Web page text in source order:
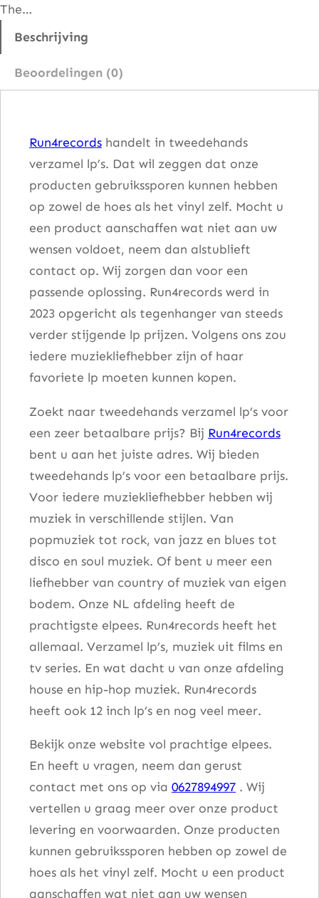
t
l
The…
Beschrijving
Beoordelingen (0)
Run4records handelt in tweedehands
verzamel lp’s. Dat wil zeggen dat onze
producten gebruikssporen kunnen hebben
op zowel de hoes als het vinyl zelf. Mocht u
een product aanschaffen wat niet aan uw
wensen voldoet, neem dan alstublieft
contact op. Wij zorgen dan voor een
passende oplossing. Run4records werd in
2023 opgericht als tegenhanger van steeds
verder stijgende lp prijzen. Volgens ons zou
iedere muziekliefhebber zijn of haar
favoriete lp moeten kunnen kopen.
Zoekt naar tweedehands verzamel lp’s voor
een zeer betaalbare prijs? Bij Run4records
bent u aan het juiste adres. Wij bieden
tweedehands lp’s voor een betaalbare prijs.
Voor iedere muziekliefhebber hebben wij
muziek in verschillende stijlen. Van
popmuziek tot rock, van jazz en blues tot
disco en soul muziek. Of bent u meer een
liefhebber van country of muziek van eigen
bodem. Onze NL afdeling heeft de
prachtigste elpees. Run4records heeft het
allemaal. Verzamel lp’s, muziek uit films en
tv series. En wat dacht u van onze afdeling
house en hip-hop muziek. Run4records
heeft ook 12 inch lp’s en nog veel meer.
Bekijk onze website vol prachtige elpees.
En heeft u vragen, neem dan gerust
contact met ons op via 0627894997 . Wij
vertellen u graag meer over onze product
levering en voorwaarden. Onze producten
kunnen gebruikssporen hebben op zowel de
hoes als het vinyl zelf. Mocht u een product
aanschaffen wat niet aan uw wensen